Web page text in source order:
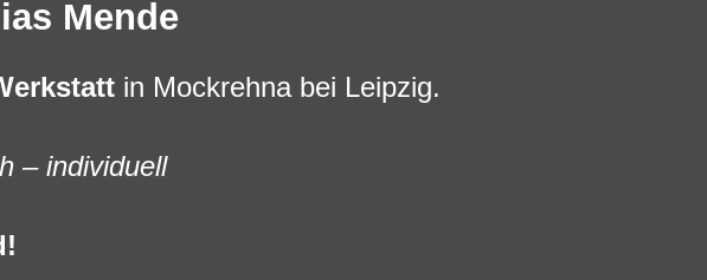
Mende
in Mockrehna bei Leipzig.
– individuell